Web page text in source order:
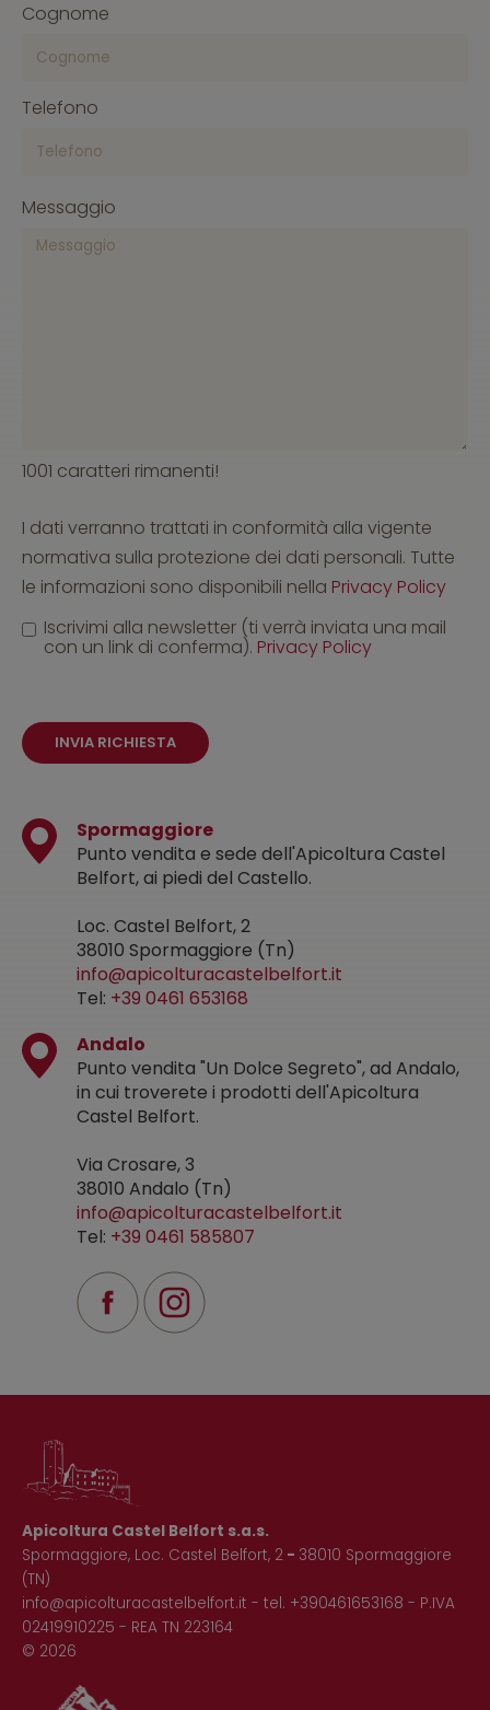
Cognome
Telefono
Messaggio
1001 caratteri rimanenti!
I dati verranno trattati in conformità alla vigente
normativa sulla protezione dei dati personali. Tutte
le informazioni sono disponibili nella Privacy Policy
Iscrivimi alla newsletter (ti verrà inviata una mail
con un link di conferma). Privacy Policy
INVIA RICHIESTA
Spormaggiore
Punto vendita e sede dell'Apicoltura Castel
Belfort, ai piedi del Castello.
Loc. Castel Belfort, 2
38010 Spormaggiore (Tn)
info@apicolturacastelbelfort.it
Tel: +39 0461 653168
Andalo
Punto vendita "Un Dolce Segreto", ad Andalo,
in cui troverete i prodotti dell'Apicoltura
Castel Belfort.
Via Crosare, 3
38010 Andalo (Tn)
info@apicolturacastelbelfort.it
Tel: +39 0461 585807
Apicoltura Castel Belfort s.a.s.
Spormaggiore, Loc. Castel Belfort, 2 - 38010 Spormaggiore
(TN)
info@apicolturacastelbelfort.it - tel. +390461653168 - P.IVA
02419910225 - REA TN 223164
© 2026